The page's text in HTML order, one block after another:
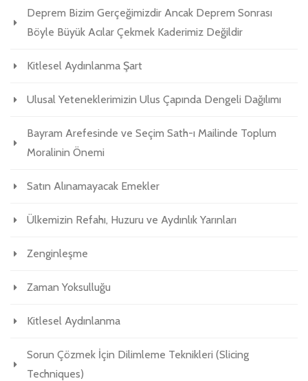
Deprem Bizim Gerçeğimizdir Ancak Deprem Sonrası
Böyle Büyük Acılar Çekmek Kaderimiz Değildir
Kitlesel Aydınlanma Şart
Ulusal Yeteneklerimizin Ulus Çapında Dengeli Dağılımı
Bayram Arefesinde ve Seçim Sath-ı Mailinde Toplum
Moralinin Önemi
Satın Alınamayacak Emekler
Ülkemizin Refahı, Huzuru ve Aydınlık Yarınları
Zenginleşme
Zaman Yoksulluğu
Kitlesel Aydınlanma
Sorun Çözmek İçin Dilimleme Teknikleri (Slicing
Techniques)